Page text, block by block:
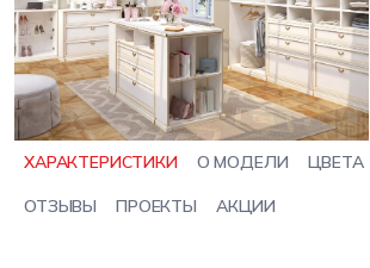
ХАРАКТЕРИСТИКИ О МОДЕЛИ ЦВЕТА
ОТЗЫВЫ ПРОЕКТЫ АКЦИИ